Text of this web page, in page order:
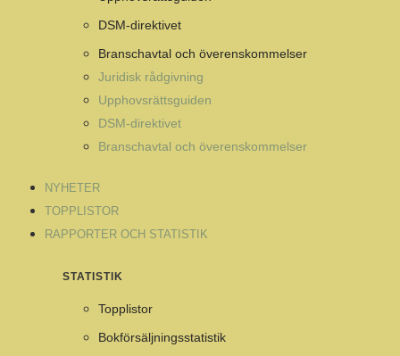
DSM-direktivet
Branschavtal och överenskommelser
Juridisk rådgivning
Upphovsrättsguiden
DSM-direktivet
Branschavtal och överenskommelser
NYHETER
TOPPLISTOR
RAPPORTER OCH STATISTIK
STATISTIK
Topplistor
Bokförsäljningsstatistik